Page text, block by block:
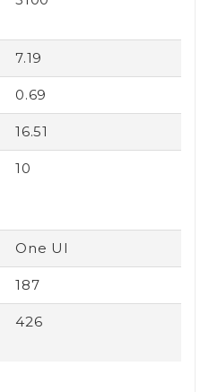
7.19
0.69
16.51
10
One UI
187
426